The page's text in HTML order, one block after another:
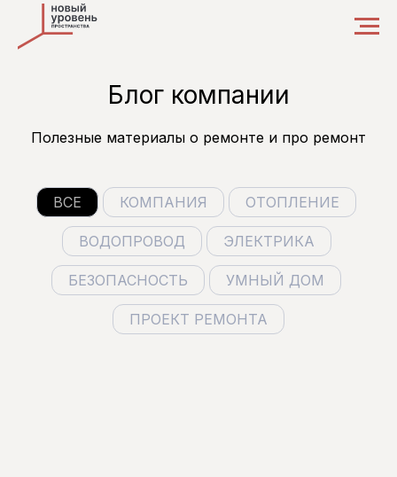
Блог компании
Полезные материалы о ремонте и про ремонт
ВСЕ КОМПАНИЯ ОТОПЛЕНИЕ
ВОДОПРОВОД ЭЛЕКТРИКА
БЕЗОПАСНОСТЬ УМНЫЙ ДОМ
ПРОЕКТ РЕМОНТА